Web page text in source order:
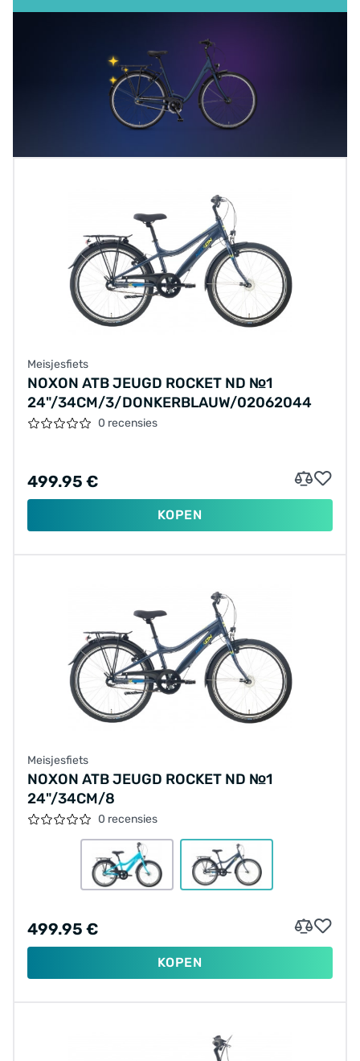
Meisjesfiets
NOXON ATB JEUGD ROCKET ND №1
24"/34CM/3/DONKERBLAUW/02062044
0 recensies
499.95 €
KOPEN
Meisjesfiets
NOXON ATB JEUGD ROCKET ND №1
24"/34CM/8
0 recensies
499.95 €
KOPEN